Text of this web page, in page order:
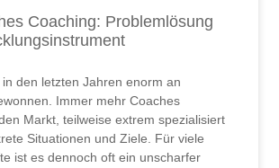
Coaching: Problemlösung
den letzten Jahren enorm an
Immer mehr Coaches
Markt, teilweise extrem spezialisiert
Situationen und Ziele. Für viele
ist es dennoch oft ein unscharfer